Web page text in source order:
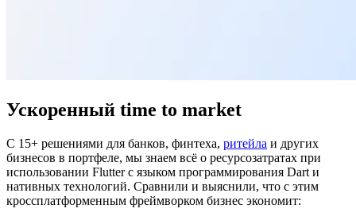
Ускоренный time to market
С 15+ решениями для банков, финтеха, ритейла и других
бизнесов в портфеле, мы знаем всё о ресурсозатратах при
использовании Flutter с языком программирования Dart и
нативных технологий. Сравнили и выяснили, что с этим
кроссплатформенным фреймворком бизнес экономит: